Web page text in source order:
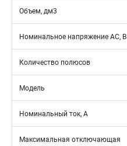
Объем, дм3
Номинальное напряжение АС, В
Количество полюсов
Модель
Номинальный ток, А
Максимальная отключающая